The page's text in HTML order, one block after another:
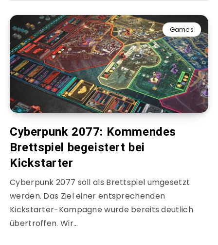
Games
Cyberpunk 2077: Kommendes
Brettspiel begeistert bei
Kickstarter
Cyberpunk 2077 soll als Brettspiel umgesetzt
werden. Das Ziel einer entsprechenden
Kickstarter-Kampagne wurde bereits deutlich
übertroffen. Wir…